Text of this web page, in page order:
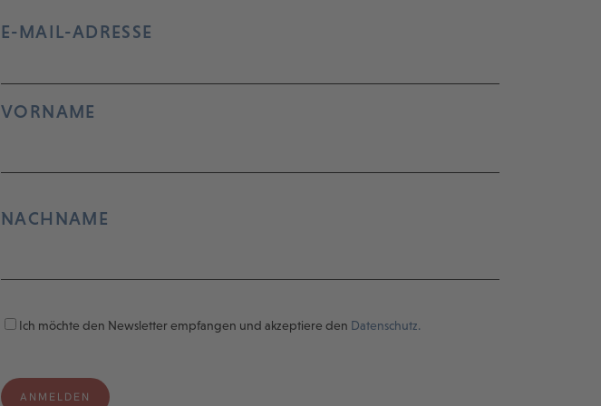
E-MAIL-ADRESSE
VORNAME
NACHNAME
Ich möchte den Newsletter empfangen und akzeptiere den Datenschutz.